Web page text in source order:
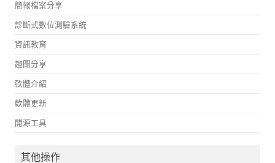
簡報檔案分享
診斷式數位測驗系統
資訊教育
趣圖分享
軟體介紹
軟體更新
開源工具
其他操作